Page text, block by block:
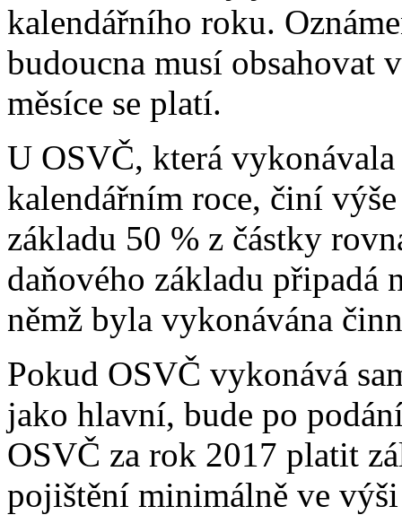
kalendářního roku.
budoucna musí obsahovat
měsíce se platí.
U OSVČ, která
kalendářním roce, činí
základu 50 % z částky
daňového základu připadá
němž byla vykonávána
Pokud OSVČ vykonává
jako hlavní, bude po
OSVČ za rok 2017 platit
pojištění minimálně ve